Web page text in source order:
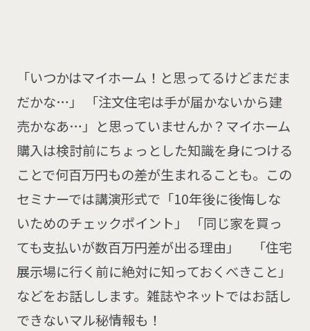
「いつかはマイホーム！と思ってるけどまだま
だかな…」 「注文住宅は手が届かないから建
売かなあ…」と思っていませんか？マイホーム
購入は検討前にちょっとした知識を身につける
ことで何百万円もの差が生まれることも。この
セミナーでは講演形式で「10年後に後悔しな
いためのチェックポイント」 「同じ家を買っ
ても支払いが数百万円差が出る理由」 「住宅
展示場に行く前に絶対に知っておくべきこと」
などをお話しします。雑誌やネットではお話し
できないマル秘情報も！